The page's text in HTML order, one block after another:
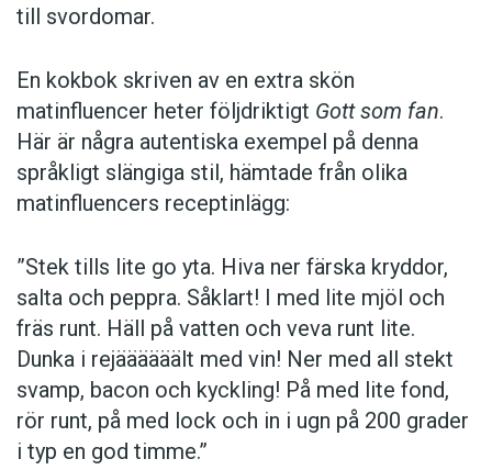
till svordomar.
En kokbok ­skriven av en extra skön
matinfluencer heter följd­riktigt Gott som fan.
Här är några autentiska ­exempel på denna
språkligt slängiga stil, ­hämtade från olika
matinfluencers receptinlägg:
”Stek tills lite go yta. Hiva ner färska kryddor,
salta och peppra. Såklart! I med lite mjöl och
fräs runt. Häll på vatten och veva runt lite.
Dunka i rejäääääält med vin! Ner med all stekt
svamp, bacon och kyckling! På med lite fond,
rör runt, på med lock och in i ugn på 200 grader
i typ en god timme.”